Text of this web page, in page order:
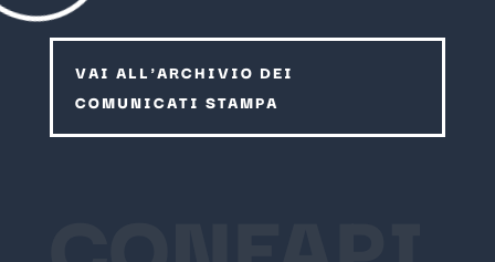
VAI ALL'ARCHIVIO DEI
COMUNICATI STAMPA